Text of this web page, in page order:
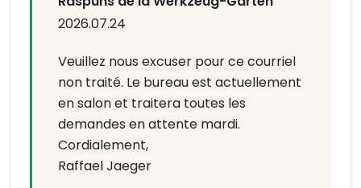
2026.07.24
Veuillez nous excuser pour ce courriel
non traité. Le bureau est actuellement
en salon et traitera toutes les
demandes en attente mardi.
Cordialement,
Raffael Jaeger